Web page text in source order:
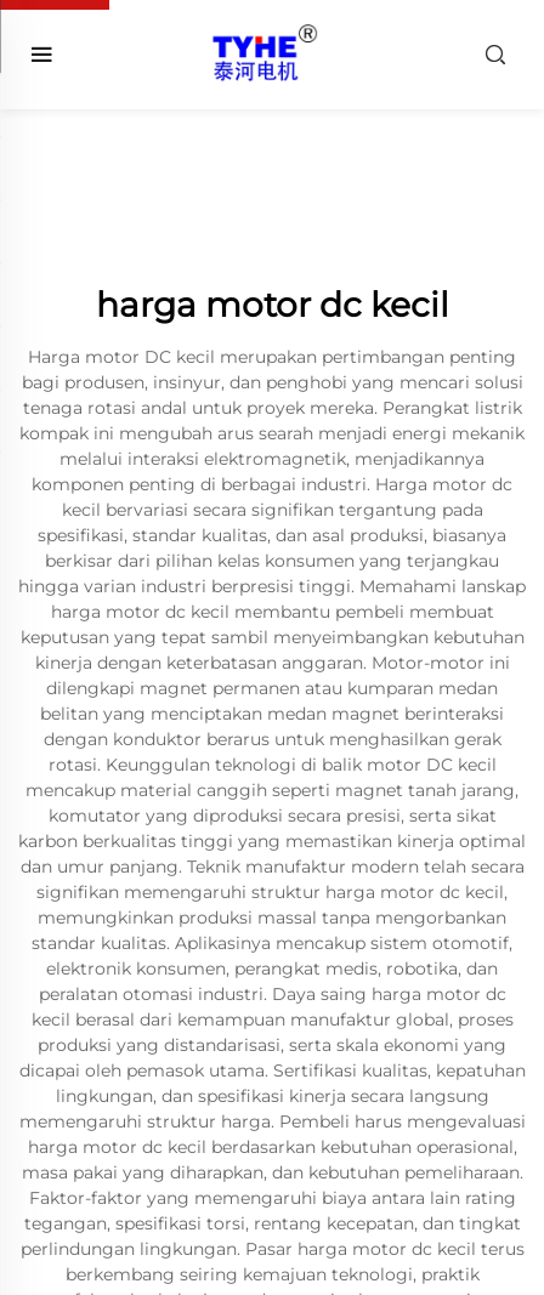
harga motor dc kecil
Harga motor DC kecil merupakan pertimbangan penting
bagi produsen, insinyur, dan penghobi yang mencari solusi
tenaga rotasi andal untuk proyek mereka. Perangkat listrik
kompak ini mengubah arus searah menjadi energi mekanik
melalui interaksi elektromagnetik, menjadikannya
komponen penting di berbagai industri. Harga motor dc
kecil bervariasi secara signifikan tergantung pada
spesifikasi, standar kualitas, dan asal produksi, biasanya
berkisar dari pilihan kelas konsumen yang terjangkau
hingga varian industri berpresisi tinggi. Memahami lanskap
harga motor dc kecil membantu pembeli membuat
keputusan yang tepat sambil menyeimbangkan kebutuhan
kinerja dengan keterbatasan anggaran. Motor-motor ini
dilengkapi magnet permanen atau kumparan medan
belitan yang menciptakan medan magnet berinteraksi
dengan konduktor berarus untuk menghasilkan gerak
rotasi. Keunggulan teknologi di balik motor DC kecil
mencakup material canggih seperti magnet tanah jarang,
komutator yang diproduksi secara presisi, serta sikat
karbon berkualitas tinggi yang memastikan kinerja optimal
dan umur panjang. Teknik manufaktur modern telah secara
signifikan memengaruhi struktur harga motor dc kecil,
memungkinkan produksi massal tanpa mengorbankan
standar kualitas. Aplikasinya mencakup sistem otomotif,
elektronik konsumen, perangkat medis, robotika, dan
peralatan otomasi industri. Daya saing harga motor dc
kecil berasal dari kemampuan manufaktur global, proses
produksi yang distandarisasi, serta skala ekonomi yang
dicapai oleh pemasok utama. Sertifikasi kualitas, kepatuhan
lingkungan, dan spesifikasi kinerja secara langsung
memengaruhi struktur harga. Pembeli harus mengevaluasi
harga motor dc kecil berdasarkan kebutuhan operasional,
masa pakai yang diharapkan, dan kebutuhan pemeliharaan.
Faktor-faktor yang memengaruhi biaya antara lain rating
tegangan, spesifikasi torsi, rentang kecepatan, dan tingkat
perlindungan lingkungan. Pasar harga motor dc kecil terus
berkembang seiring kemajuan teknologi, praktik